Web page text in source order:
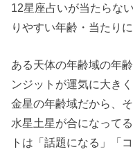
12星座占いが当たらな
りやすい年齢・当たり
ある天体の年齢域の年
ンジットが運気に大き
金星の年齢域だから、
水星土星が合になって
トは「話題になる」「